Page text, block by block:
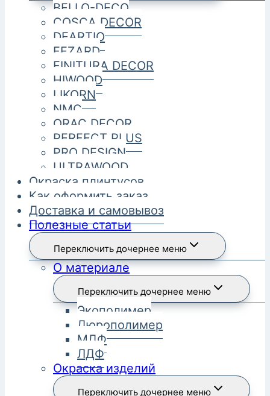
BELLO-DECO
COSCA DECOR
DEARTIO
FEZARD
FINITURA DECOR
HIWOOD
LIKORN
NMC
ORAC DECOR
PERFECT PLUS
PRO DESIGN
ULTRAWOOD
Окраска плинтусов
Как оформить заказ
Доставка и самовывоз
Полезные статьи
Переключить дочернее меню
О материале
Переключить дочернее меню
Экополимер
Дюрополимер
МДФ
ЛДФ
Окраска изделий
Переключить дочернее меню